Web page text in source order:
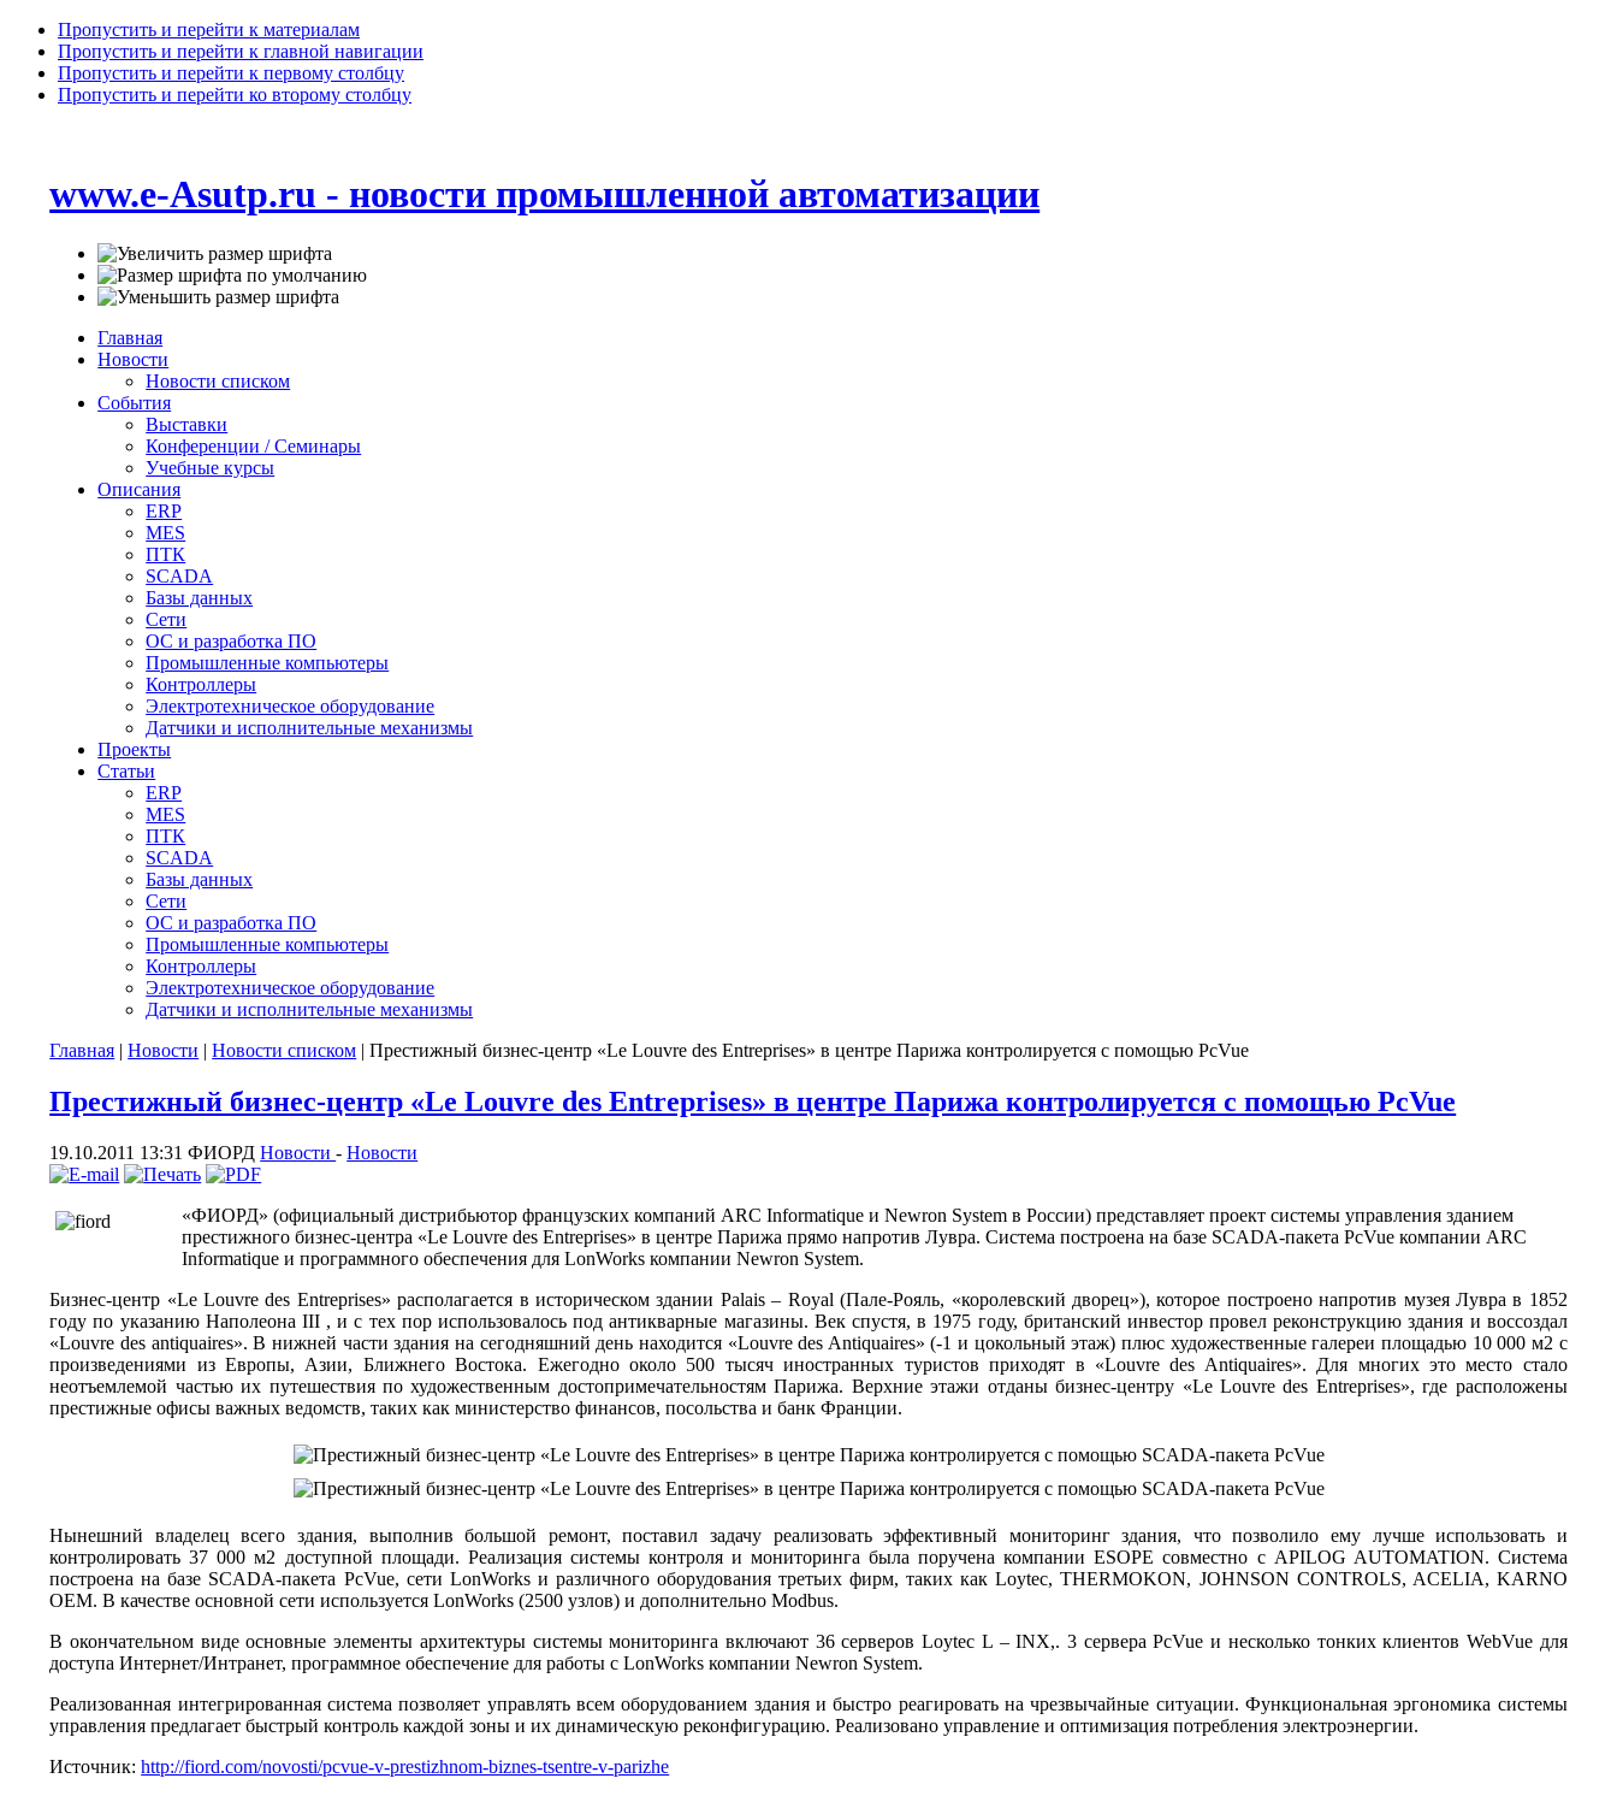
Пропустить и перейти к материалам
Пропустить и перейти к главной навигации
Пропустить и перейти к первому столбцу
Пропустить и перейти ко второму столбцу
www.e-Asutp.ru - новости промышленной автоматизации
Главная
Новости
Новости списком
События
Выставки
Конференции / Семинары
Учебные курсы
Описания
ERP
MES
ПТК
SCADA
Базы данных
Сети
ОС и разработка ПО
Промышленные компьютеры
Контроллеры
Электротехническое оборудование
Датчики и исполнительные механизмы
Проекты
Статьи
ERP
MES
ПТК
SCADA
Базы данных
Сети
ОС и разработка ПО
Промышленные компьютеры
Контроллеры
Электротехническое оборудование
Датчики и исполнительные механизмы
Главная |Новости |Новости списком | Престижный бизнес-центр «Le Louvre des Entreprises» в центре Парижа контролируется с помощью PcVue
Престижный бизнес-центр «Le Louvre des Entreprises» в центре Парижа контролируется с помощью PcVue
19.10.2011 13:31ФИОРДНовости-Новости
«ФИОРД» (официальный дистрибьютор французских компаний ARC Informatique и Newron System в России) представляет проект системы управления зданием
престижного бизнес-центра «Le Louvre des Entreprises» в центре Парижа прямо напротив Лувра. Система построена на базе SCADA-пакета PcVue компании ARC
Informatique и программного обеспечения для LonWorks компании Newron System.
Бизнес-центр «Le Louvre des Entreprises» располагается в историческом здании Palais – Royal (Пале-Рояль, «королевский дворец»), которое построено напротив музея Лувра в 1852
году по указанию Наполеона III , и с тех пор использовалось под антикварные магазины. Век спустя, в 1975 году, британский инвестор провел реконструкцию здания и воссоздал
«Louvre des antiquaires». В нижней части здания на сегодняшний день находится «Louvre des Antiquaires» (-1 и цокольный этаж) плюс художественные галереи площадью 10 000 м2 с
произведениями из Европы, Азии, Ближнего Востока. Ежегодно около 500 тысяч иностранных туристов приходят в «Louvre des Antiquaires». Для многих это место стало
неотъемлемой частью их путешествия по художественным достопримечательностям Парижа. Верхние этажи отданы бизнес-центру «Le Louvre des Entreprises», где расположены
престижные офисы важных ведомств, таких как министерство финансов, посольства и банк Франции.
Нынешний владелец всего здания, выполнив большой ремонт, поставил задачу реализовать эффективный мониторинг здания, что позволило ему лучше использовать и
контролировать 37 000 м2 доступной площади. Реализация системы контроля и мониторинга была поручена компании ESOPE совместно с APILOG AUTOMATION. Система
построена на базе SCADA-пакета PcVue, сети LonWorks и различного оборудования третьих фирм, таких как Loytec, THERMOKON, JOHNSON CONTROLS, ACELIA, KARNO
OEM. В качестве основной сети используется LonWorks (2500 узлов) и дополнительно Modbus.
В окончательном виде основные элементы архитектуры системы мониторинга включают 36 серверов Loytec L – INX,. 3 сервера PcVue и несколько тонких клиентов WebVue для
доступа Интернет/Интранет, программное обеспечение для работы с LonWorks компании Newron System.
Реализованная интегрированная система позволяет управлять всем оборудованием здания и быстро реагировать на чрезвычайные ситуации. Функциональная эргономика системы
управления предлагает быстрый контроль каждой зоны и их динамическую реконфигурацию. Реализовано управление и оптимизация потребления электроэнергии.
Источник:http://fiord.com/novosti/pcvue-v-prestizhnom-biznes-tsentre-v-parizhe